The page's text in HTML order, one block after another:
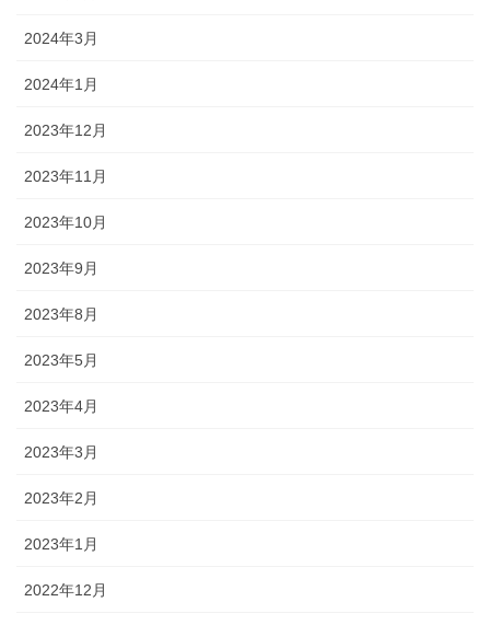
2024年3月
2024年1月
2023年12月
2023年11月
2023年10月
2023年9月
2023年8月
2023年5月
2023年4月
2023年3月
2023年2月
2023年1月
2022年12月